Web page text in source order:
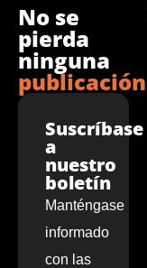
No se
pierda
ninguna
publicación
Suscríbase
a
nuestro
boletín
Manténgase
informado
con las